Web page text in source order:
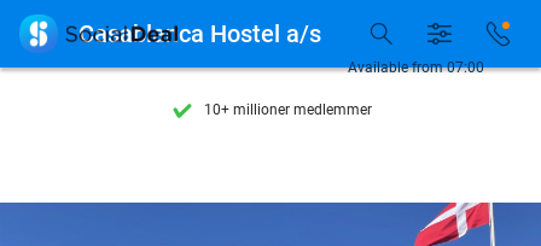
Tilgængelig 7 dage om ugen
10+ millioner medlemmer
Available from 07:00
 Casablanca Hostel a/s